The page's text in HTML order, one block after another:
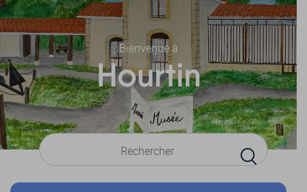
Bienvenue à
Hourtin